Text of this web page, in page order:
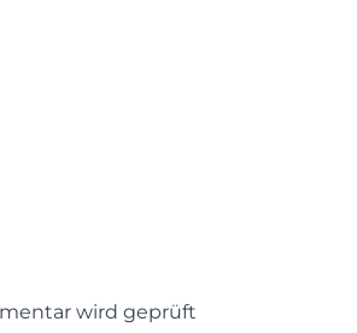
wird geprüft